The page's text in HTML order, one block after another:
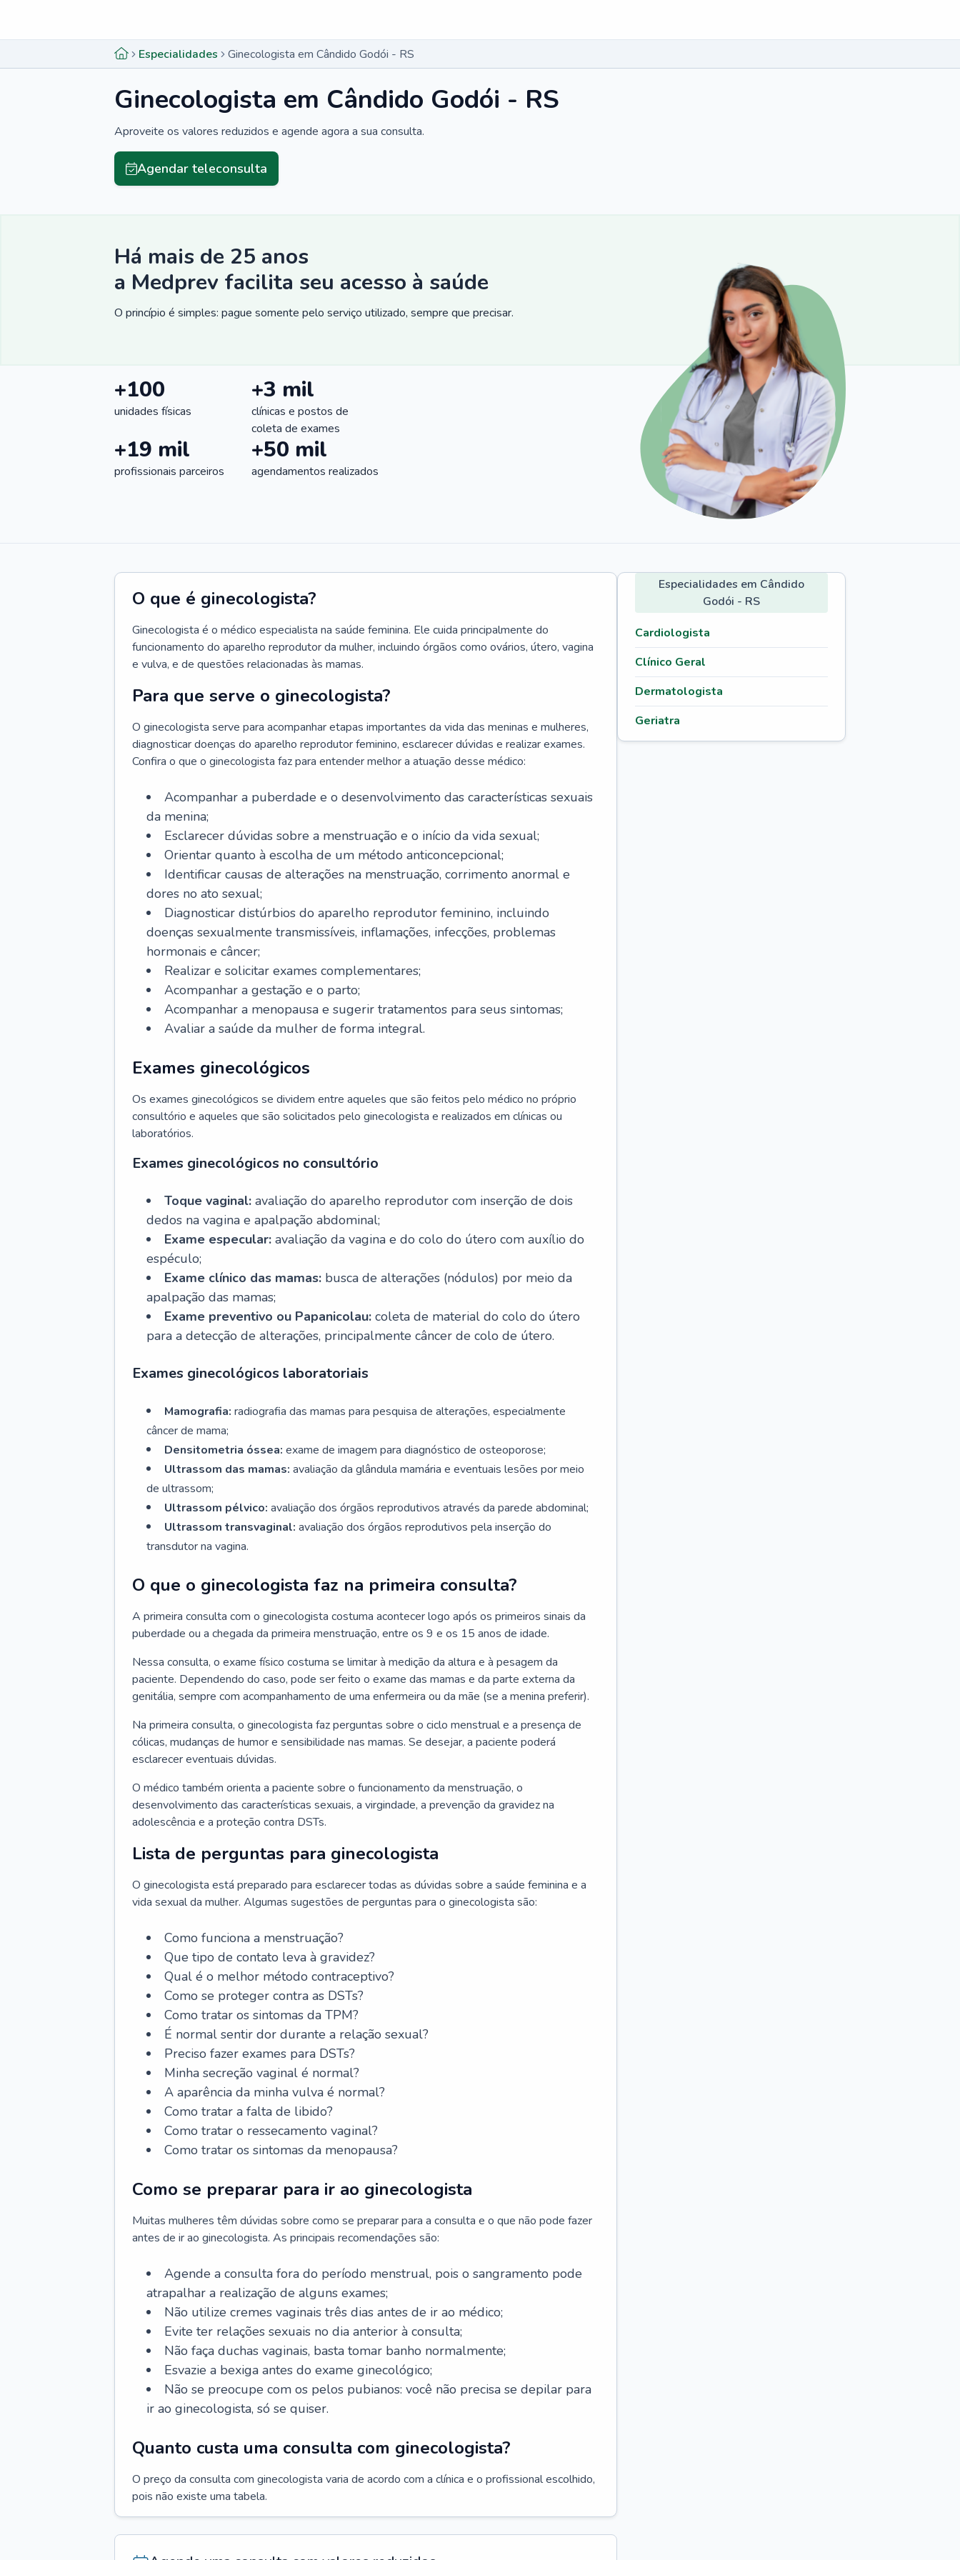
Especialidades Ginecologista em Cândido Godói - RS
Ginecologista em Cândido Godói - RS
Aproveite os valores reduzidos e agende agora a sua consulta.
Agendar teleconsulta
Há mais de 25 anos
a Medprev facilita seu acesso à saúde
O princípio é simples: pague somente pelo serviço utilizado, sempre que precisar.
+100
unidades físicas
+3 mil
clínicas e postos de
coleta de exames
+19 mil
profissionais parceiros
+50 mil
agendamentos realizados
O que é ginecologista?
Ginecologista é o médico especialista na saúde feminina. Ele cuida principalmente do
funcionamento do aparelho reprodutor da mulher, incluindo órgãos como ovários, útero, vagina
e vulva, e de questões relacionadas às mamas.
Para que serve o ginecologista?
O ginecologista serve para acompanhar etapas importantes da vida das meninas e mulheres,
diagnosticar doenças do aparelho reprodutor feminino, esclarecer dúvidas e realizar exames.
Confira o que o ginecologista faz para entender melhor a atuação desse médico:
Acompanhar a puberdade e o desenvolvimento das características sexuais
da menina;
Esclarecer dúvidas sobre a menstruação e o início da vida sexual;
Orientar quanto à escolha de um método anticoncepcional;
Identificar causas de alterações na menstruação, corrimento anormal e
dores no ato sexual;
Diagnosticar distúrbios do aparelho reprodutor feminino, incluindo
doenças sexualmente transmissíveis, inflamações, infecções, problemas
hormonais e câncer;
Realizar e solicitar exames complementares;
Acompanhar a gestação e o parto;
Acompanhar a menopausa e sugerir tratamentos para seus sintomas;
Avaliar a saúde da mulher de forma integral.
Exames ginecológicos
Os exames ginecológicos se dividem entre aqueles que são feitos pelo médico no próprio
consultório e aqueles que são solicitados pelo ginecologista e realizados em clínicas ou
laboratórios.
Exames ginecológicos no consultório
Toque vaginal: avaliação do aparelho reprodutor com inserção de dois
dedos na vagina e apalpação abdominal;
Exame especular: avaliação da vagina e do colo do útero com auxílio do
espéculo;
Exame clínico das mamas: busca de alterações (nódulos) por meio da
apalpação das mamas;
Exame preventivo ou Papanicolau: coleta de material do colo do útero
para a detecção de alterações, principalmente câncer de colo de útero.
Exames ginecológicos laboratoriais
Mamografia: radiografia das mamas para pesquisa de alterações, especialmente
câncer de mama;
Densitometria óssea: exame de imagem para diagnóstico de osteoporose;
Ultrassom das mamas: avaliação da glândula mamária e eventuais lesões por meio
de ultrassom;
Ultrassom pélvico: avaliação dos órgãos reprodutivos através da parede abdominal;
Ultrassom transvaginal: avaliação dos órgãos reprodutivos pela inserção do
transdutor na vagina.
O que o ginecologista faz na primeira consulta?
A primeira consulta com o ginecologista costuma acontecer logo após os primeiros sinais da
puberdade ou a chegada da primeira menstruação, entre os 9 e os 15 anos de idade.
Nessa consulta, o exame físico costuma se limitar à medição da altura e à pesagem da
paciente. Dependendo do caso, pode ser feito o exame das mamas e da parte externa da
genitália, sempre com acompanhamento de uma enfermeira ou da mãe (se a menina preferir).
Na primeira consulta, o ginecologista faz perguntas sobre o ciclo menstrual e a presença de
cólicas, mudanças de humor e sensibilidade nas mamas. Se desejar, a paciente poderá
esclarecer eventuais dúvidas.
O médico também orienta a paciente sobre o funcionamento da menstruação, o
desenvolvimento das características sexuais, a virgindade, a prevenção da gravidez na
adolescência e a proteção contra DSTs.
Lista de perguntas para ginecologista
O ginecologista está preparado para esclarecer todas as dúvidas sobre a saúde feminina e a
vida sexual da mulher. Algumas sugestões de perguntas para o ginecologista são:
Como funciona a menstruação?
Que tipo de contato leva à gravidez?
Qual é o melhor método contraceptivo?
Como se proteger contra as DSTs?
Como tratar os sintomas da TPM?
É normal sentir dor durante a relação sexual?
Preciso fazer exames para DSTs?
Minha secreção vaginal é normal?
A aparência da minha vulva é normal?
Como tratar a falta de libido?
Como tratar o ressecamento vaginal?
Como tratar os sintomas da menopausa?
Como se preparar para ir ao ginecologista
Muitas mulheres têm dúvidas sobre como se preparar para a consulta e o que não pode fazer
antes de ir ao ginecologista. As principais recomendações são:
Agende a consulta fora do período menstrual, pois o sangramento pode
atrapalhar a realização de alguns exames;
Não utilize cremes vaginais três dias antes de ir ao médico;
Evite ter relações sexuais no dia anterior à consulta;
Não faça duchas vaginais, basta tomar banho normalmente;
Esvazie a bexiga antes do exame ginecológico;
Não se preocupe com os pelos pubianos: você não precisa se depilar para
ir ao ginecologista, só se quiser.
Quanto custa uma consulta com ginecologista?
O preço da consulta com ginecologista varia de acordo com a clínica e o profissional escolhido,
pois não existe uma tabela.
Especialidades em Cândido
Godói - RS
Cardiologista
Clínico Geral
Dermatologista
Geriatra